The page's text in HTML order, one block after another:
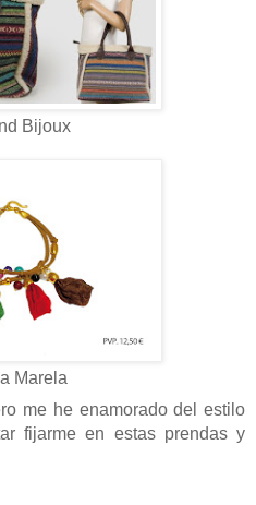
Bijoux
Marela
me he enamorado del estilo
fijarme en estas prendas y